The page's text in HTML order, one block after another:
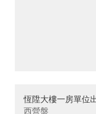
恆陞大樓一房單位
西營盤